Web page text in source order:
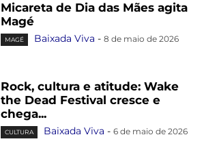
Micareta de Dia das Mães agita
Magé
MAGÉ Baixada Viva - 8 de maio de 2026
Rock, cultura e atitude: Wake
the Dead Festival cresce e
chega...
CULTURA Baixada Viva - 6 de maio de 2026